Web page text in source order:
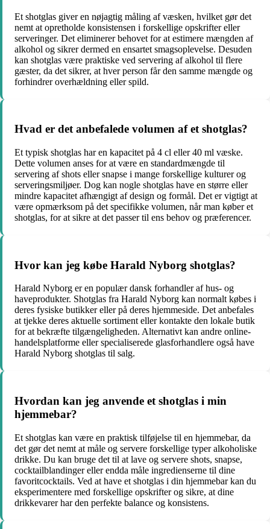
Et shotglas giver en nøjagtig måling af væsken, hvilket gør det
nemt at opretholde konsistensen i forskellige opskrifter eller
serveringer. Det eliminerer behovet for at estimere mængden af ​​
alkohol og sikrer dermed en ensartet smagsoplevelse. Desuden
kan shotglas være praktiske ved servering af alkohol til flere
gæster, da det sikrer, at hver person får den samme mængde og
forhindrer overhældning eller spild.
Hvad er det anbefalede volumen af et shotglas?
Et typisk shotglas har en kapacitet på 4 cl eller 40 ml væske.
Dette volumen anses for at være en standardmængde til
servering af shots eller snapse i mange forskellige kulturer og
serveringsmiljøer. Dog kan nogle shotglas have en større eller
mindre kapacitet afhængigt af design og formål. Det er vigtigt at
være opmærksom på det specifikke volumen, når man køber et
shotglas, for at sikre at det passer til ens behov og præferencer.
Hvor kan jeg købe Harald Nyborg shotglas?
Harald Nyborg er en populær dansk forhandler af hus- og
haveprodukter. Shotglas fra Harald Nyborg kan normalt købes i
deres fysiske butikker eller på deres hjemmeside. Det anbefales
at tjekke deres aktuelle sortiment eller kontakte den lokale butik
for at bekræfte tilgængeligheden. Alternativt kan andre online-
handelsplatforme eller specialiserede glasforhandlere også have
Harald Nyborg shotglas til salg.
Hvordan kan jeg anvende et shotglas i min
hjemmebar?
Et shotglas kan være en praktisk tilføjelse til en hjemmebar, da
det gør det nemt at måle og servere forskellige typer alkoholiske
drikke. Du kan bruge det til at lave og servere shots, snapse,
cocktailblandinger eller endda måle ingredienserne til dine
favoritcocktails. Ved at have et shotglas i din hjemmebar kan du
eksperimentere med forskellige opskrifter og sikre, at dine
drikkevarer har den perfekte balance og konsistens.